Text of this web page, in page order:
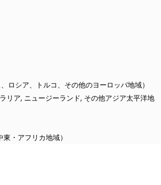
ロシア、トルコ、その他のヨーロッパ地域）
リア, ニュージーランド, その他アジア太平洋地
・アフリカ地域）